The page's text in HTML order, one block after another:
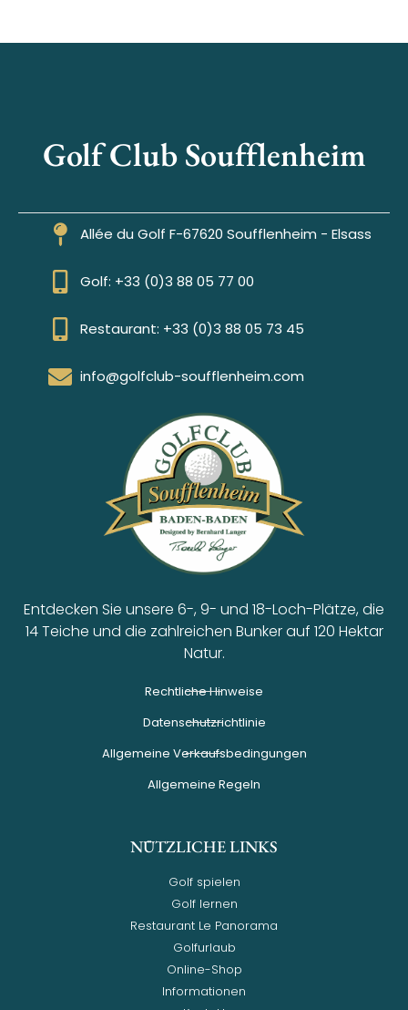
Golf Club Soufflenheim
Allée du Golf F-67620 Soufflenheim - Elsass
Golf: +33 (0)3 88 05 77 00
Restaurant: +33 (0)3 88 05 73 45
info@golfclub-soufflenheim.com
Entdecken Sie unsere 6-, 9- und 18-Loch-Plätze, die
14 Teiche und die zahlreichen Bunker auf 120 Hektar
Natur.
Rechtliche Hinweise
Datenschutzrichtlinie
Allgemeine Verkaufsbedingungen
Allgemeine Regeln
NÜTZLICHE LINKS
Golf spielen
Golf lernen
Restaurant Le Panorama
Golfurlaub
Online-Shop
Informationen